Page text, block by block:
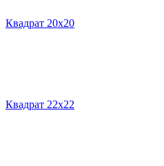
Квадрат 20х20
Квадрат 22х22